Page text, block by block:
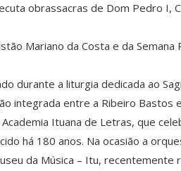
obrassacras de Dom Pedro I,
Mariano da Costa e da Semana
durante a liturgia dedicada ao
integrada entre a Ribeiro Bastos
Ituana de Letras, que
há 180 anos. Na ocasião a
da Música – Itu,